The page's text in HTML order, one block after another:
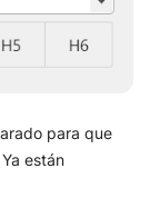
para que
Ya están